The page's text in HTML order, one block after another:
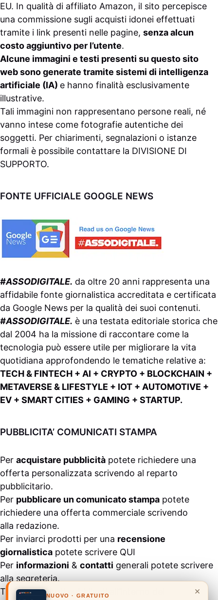
EU. In qualità di affiliato Amazon, il sito percepisce
una commissione sugli acquisti idonei effettuati
tramite i link presenti nelle pagine, senza alcun
costo aggiuntivo per l’utente.
Alcune immagini e testi presenti su questo sito
web sono generate tramite sistemi di intelligenza
artificiale (IA) e hanno finalità esclusivamente
illustrative.
Tali immagini non rappresentano persone reali, né
vanno intese come fotografie autentiche dei
soggetti. Per chiarimenti, segnalazioni o istanze
formali è possibile contattare la DIVISIONE DI
SUPPORTO.
FONTE UFFICIALE GOOGLE NEWS
#ASSODIGITALE. da oltre 20 anni rappresenta una
affidabile fonte giornalistica accreditata e certificata
da Google News per la qualità dei suoi contenuti.
#ASSODIGITALE. è una testata editoriale storica che
dal 2004 ha la missione di raccontare come la
tecnologia può essere utile per migliorare la vita
quotidiana approfondendo le tematiche relative a:
TECH & FINTECH + AI + CRYPTO + BLOCKCHAIN +
METAVERSE & LIFESTYLE + IOT + AUTOMOTIVE +
EV + SMART CITIES + GAMING + STARTUP.
PUBBLICITA’ COMUNICATI STAMPA
Per acquistare pubblicità potete richiedere una
offerta personalizzata scrivendo al reparto
pubblicitario.
Per pubblicare un comunicato stampa potete
richiedere una offerta commerciale scrivendo
alla redazione.
Per inviarci prodotti per una recensione
giornalistica potete scrivere QUI
Per informazioni & contatti generali potete scrivere
alla segreteria.
Tutti i contenuti pubblicati all’interno del
×
NUOVO · GRATUITO